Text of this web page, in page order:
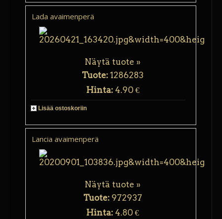
Lada avaimenperä
Näytä tuote »
Tuote:1286283
Hinta: 4.90 €
Lisää ostoskoriin
Lancia avaimenperä
Näytä tuote »
Tuote: 972937
Hinta: 4.80 €